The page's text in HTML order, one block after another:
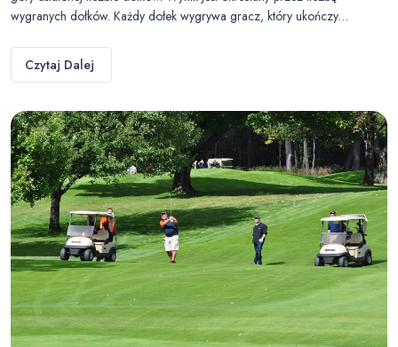
wygranych dołków. Każdy dołek wygrywa gracz, który ukończy…
Czytaj Dalej